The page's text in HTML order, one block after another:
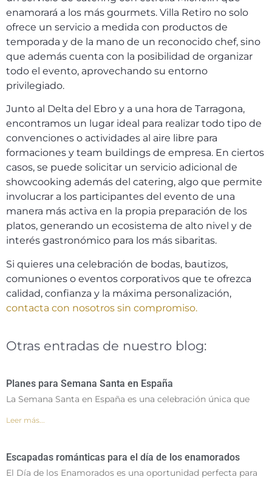
enamorará a los más gourmets. Villa Retiro no solo
ofrece un servicio a medida con productos de
temporada y de la mano de un reconocido chef, sino
que además cuenta con la posibilidad de organizar
todo el evento, aprovechando su entorno
privilegiado.
Junto al Delta del Ebro y a una hora de Tarragona,
encontramos un lugar ideal para realizar todo tipo de
convenciones o actividades al aire libre para
formaciones y team buildings de empresa. En ciertos
casos, se puede solicitar un servicio adicional de
showcooking además del catering, algo que permite
involucrar a los participantes del evento de una
manera más activa en la propia preparación de los
platos, generando un ecosistema de alto nivel y de
interés gastronómico para los más sibaritas.
Si quieres una celebración de bodas, bautizos,
comuniones o eventos corporativos que te ofrezca
calidad, confianza y la máxima personalización,
contacta con nosotros sin compromiso.
Otras entradas de nuestro blog:
Planes para Semana Santa en España
La Semana Santa en España es una celebración única que
Leer más...
Escapadas románticas para el día de los enamorados
El Día de los Enamorados es una oportunidad perfecta para